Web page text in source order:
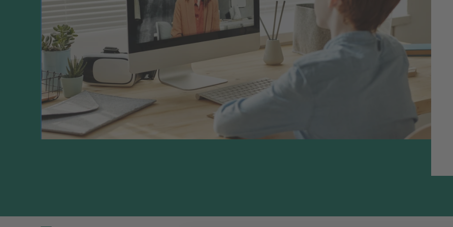
actiever aan de slag gaan met het studiemateriaal, zodat jij weer toekomt aan verdieping
in de les. Het biedt meer flexibiliteit dan het boek; zo kun je als docent het lesmateriaal op
maat samenstellen en heb je als student meer keuzemogelijkheden in hoe je het liefst wilt
studeren. Doordat het studiemateriaal beter aansluit bij de student, gaan zij er actief mee
aan de slag. Meer weten? Bekijk deze video of plan